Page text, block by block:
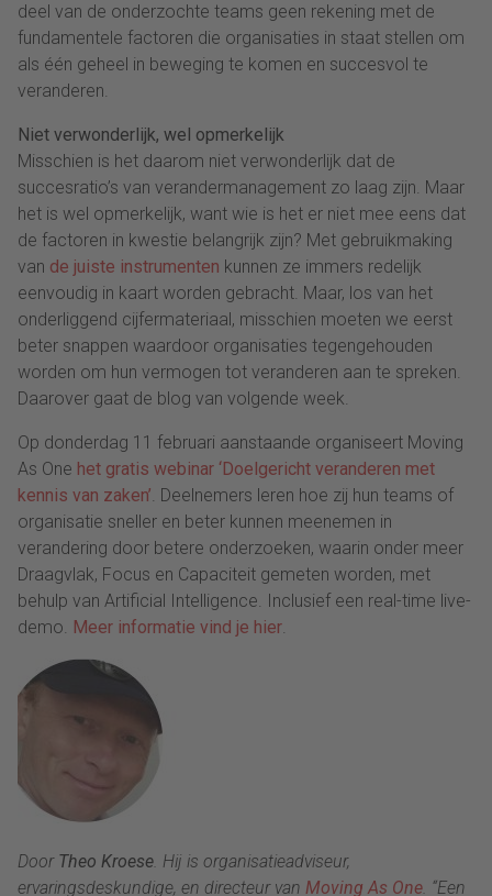
deel van de onderzochte teams geen rekening met de
fundamentele factoren die organisaties in staat stellen om
als één geheel in beweging te komen en succesvol te
veranderen.
Niet verwonderlijk, wel opmerkelijk
Misschien is het daarom niet verwonderlijk dat de
succesratio’s van verandermanagement zo laag zijn. Maar
het is wel opmerkelijk, want wie is het er niet mee eens dat
de factoren in kwestie belangrijk zijn? Met gebruikmaking
van de juiste instrumenten kunnen ze immers redelijk
eenvoudig in kaart worden gebracht. Maar, los van het
onderliggend cijfermateriaal, misschien moeten we eerst
beter snappen waardoor organisaties tegengehouden
worden om hun vermogen tot veranderen aan te spreken.
Daarover gaat de blog van volgende week.
Op donderdag 11 februari aanstaande organiseert Moving
As One het gratis webinar ‘Doelgericht veranderen met
kennis van zaken’. Deelnemers leren hoe zij hun teams of
organisatie sneller en beter kunnen meenemen in
verandering door betere onderzoeken, waarin onder meer
Draagvlak, Focus en Capaciteit gemeten worden, met
behulp van Artificial Intelligence. Inclusief een real-time live-
demo. Meer informatie vind je hier.
Door Theo Kroese. Hij is organisatieadviseur,
ervaringsdeskundige, en directeur van Moving As One. “Een